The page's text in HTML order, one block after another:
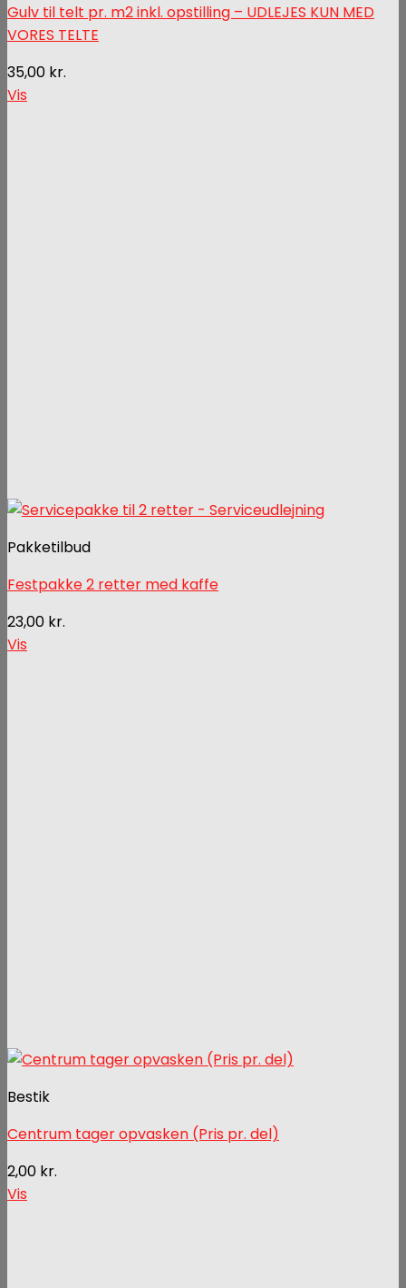
Gulv til telt pr. m2 inkl. opstilling – UDLEJES KUN MED
VORES TELTE
35,00 kr.
Vis
Pakketilbud
Festpakke 2 retter med kaffe
23,00 kr.
Vis
Bestik
Centrum tager opvasken (Pris pr. del)
2,00 kr.
Vis